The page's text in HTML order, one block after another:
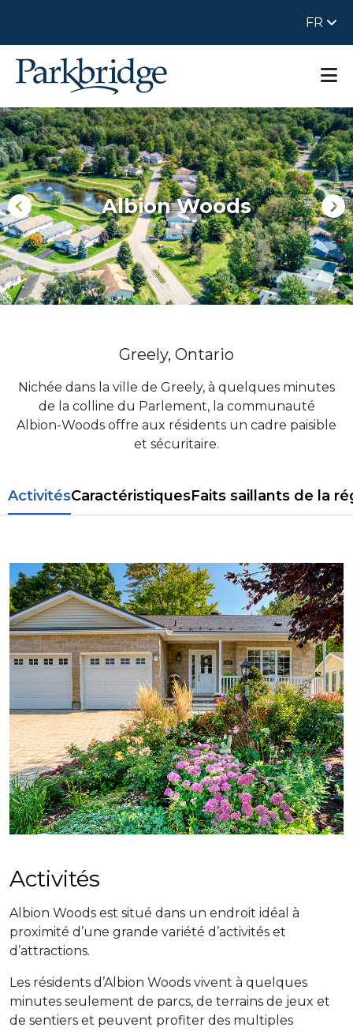
FR
Albion Woods
Greely, Ontario
Nichée dans la ville de Greely, à quelques minutes
de la colline du Parlement, la communauté
Albion-Woods offre aux résidents un cadre paisible
et sécuritaire.
​​ActivitésCaractéristiquesFaits saillants de la
​​Activités
Albion Woods est situé dans un endroit idéal à
proximité d’une grande variété d’activités et
d’attractions.
Les résidents d’Albion Woods vivent à quelques
minutes seulement de parcs, de terrains de jeux et
de sentiers et peuvent profiter des multiples